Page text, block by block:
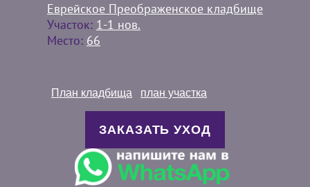
Еврейское Преображенское кладбище
Участок: 1-1 нов.
Место: 66
План кладбища план участка
ЗАКАЗАТЬ УХОД